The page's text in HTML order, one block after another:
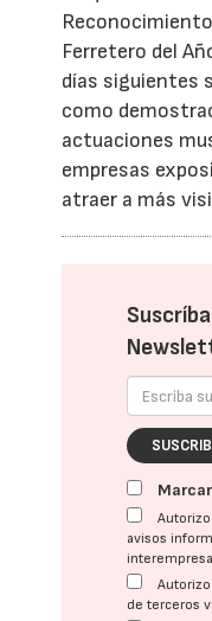
Ferretero del
días siguientes
como
actuaciones
empresas
atraer a más
avisos
de terceros